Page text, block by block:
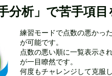
分析」で苦手項目
練習モードで点数の悪かっ
が可能です。
点数の悪い順に一覧表示さ
が一目瞭然です。
何度もチャレンジして克服